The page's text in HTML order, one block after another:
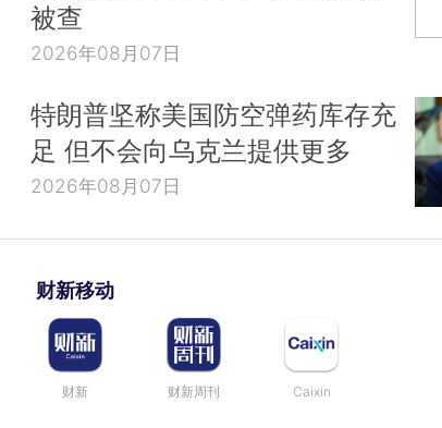
被查
2026年08月07日
特朗普坚称美国防空弹药库存充
足 但不会向乌克兰提供更多
2026年08月07日
财新移动
财新 财新周刊 Caixin